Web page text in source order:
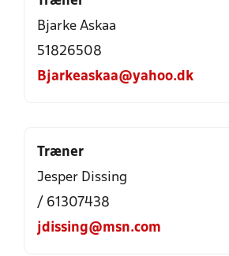
Bjarke Askaa
51826508
Bjarkeaskaa@yahoo.dk
Træner
Jesper Dissing
/ 61307438
jdissing@msn.com